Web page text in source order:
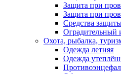
Защита при
Защита при
Средства
Оградительный
Охота, рыбалка,
Одежда летняя
Одежда